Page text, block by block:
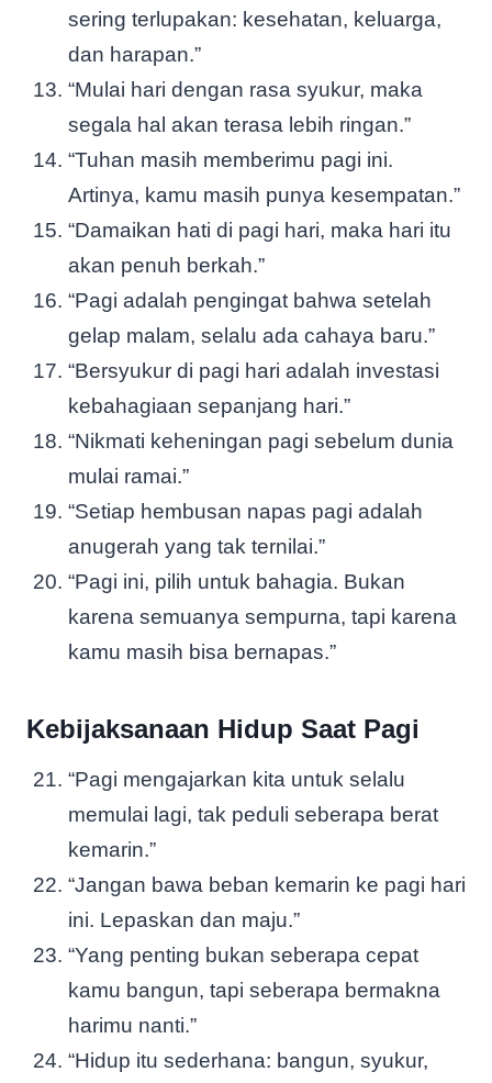
sering terlupakan: kesehatan, keluarga,
dan harapan.”
“Mulai hari dengan rasa syukur, maka
segala hal akan terasa lebih ringan.”
“Tuhan masih memberimu pagi ini.
Artinya, kamu masih punya kesempatan.”
“Damaikan hati di pagi hari, maka hari itu
akan penuh berkah.”
“Pagi adalah pengingat bahwa setelah
gelap malam, selalu ada cahaya baru.”
“Bersyukur di pagi hari adalah investasi
kebahagiaan sepanjang hari.”
“Nikmati keheningan pagi sebelum dunia
mulai ramai.”
“Setiap hembusan napas pagi adalah
anugerah yang tak ternilai.”
“Pagi ini, pilih untuk bahagia. Bukan
karena semuanya sempurna, tapi karena
kamu masih bisa bernapas.”
Kebijaksanaan Hidup Saat Pagi
“Pagi mengajarkan kita untuk selalu
memulai lagi, tak peduli seberapa berat
kemarin.”
“Jangan bawa beban kemarin ke pagi hari
ini. Lepaskan dan maju.”
“Yang penting bukan seberapa cepat
kamu bangun, tapi seberapa bermakna
harimu nanti.”
“Hidup itu sederhana: bangun, syukur,